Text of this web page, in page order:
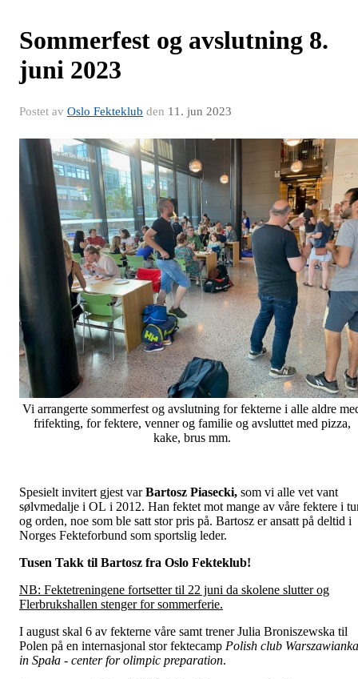
Sommerfest og avslutning 8.
juni 2023
Postet av Oslo Fekteklub den 11. jun 2023
Vi arrangerte sommerfest og avslutning for fekterne i alle aldre
frifekting, for fektere, venner og familie og avsluttet med pizza,
kake, brus mm.
Spesielt invitert gjest varBartosz Piasecki, som vi alle vet vant
sølvmedalje i OL i 2012. Han fektet mot mange av våre fektere i
og orden, noe som ble satt stor pris på. Bartosz er ansatt på deltid i
Norges Fekteforbund som sportslig leder.
Tusen Takk til Bartosz fra Oslo Fekteklub!
NB: Fektetreningene fortsetter til 22 juni da skolene slutter og
Flerbrukshallen stenger for sommerferie.
I august skal 6 av fekterne våre samt trener Julia Broniszewska til
Polen på en internasjonal stor fektecamp Polish club Warszawianka
in Spała - center for olimpic preparation.